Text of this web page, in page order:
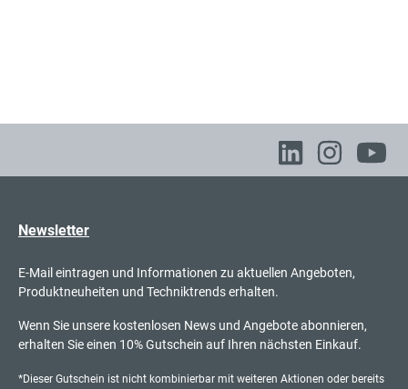
106,00 €*
exkl. 25,27 € MwSt.
158,27 € inkl. MwSt.
Newsletter
E-Mail eintragen und Informationen zu aktuellen Angeboten,
Produktneuheiten und Techniktrends erhalten.
Wenn Sie unsere kostenlosen News und Angebote abonnieren,
erhalten Sie einen 10% Gutschein auf Ihren nächsten Einkauf.
*Dieser Gutschein ist nicht kombinierbar mit weiteren Aktionen oder bereits